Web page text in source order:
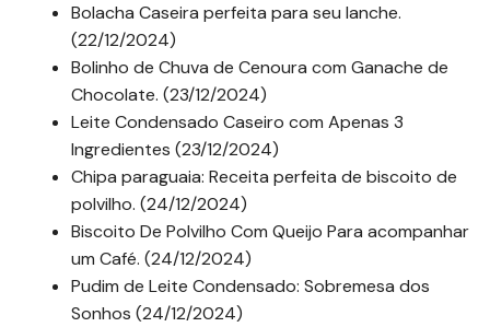
Bolacha Caseira perfeita para seu lanche.
(22/12/2024)
Bolinho de Chuva de Cenoura com Ganache de
Chocolate. (23/12/2024)
Leite Condensado Caseiro com Apenas 3
Ingredientes (23/12/2024)
Chipa paraguaia: Receita perfeita de biscoito de
polvilho. (24/12/2024)
Biscoito De Polvilho Com Queijo Para acompanhar
um Café. (24/12/2024)
Pudim de Leite Condensado: Sobremesa dos
Sonhos (24/12/2024)